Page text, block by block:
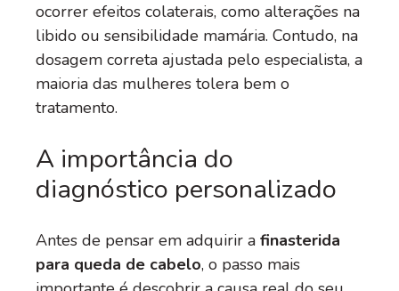
ocorrer efeitos colaterais, como alterações na
libido ou sensibilidade mamária. Contudo, na
dosagem correta ajustada pelo especialista, a
maioria das mulheres tolera bem o
tratamento.
A importância do
diagnóstico personalizado
Antes de pensar em adquirir a finasterida
para queda de cabelo, o passo mais